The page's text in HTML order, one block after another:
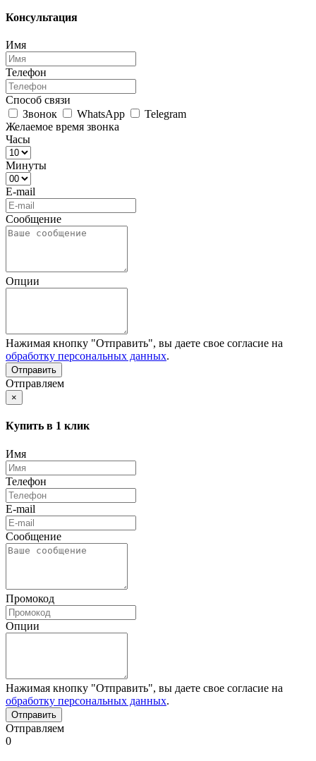
Консультация
Имя
Телефон
Способ связи
Звонок
WhatsApp
Telegram
Желаемое время звонка
Часы
Минуты
E-mail
Сообщение
Опции
Нажимая кнопку "Отправить", вы даете свое согласие на
обработку персональных данных.
Отправляем
×
Купить в 1 клик
Имя
Телефон
E-mail
Сообщение
Промокод
Опции
Нажимая кнопку "Отправить", вы даете свое согласие на
обработку персональных данных.
Отправляем
0